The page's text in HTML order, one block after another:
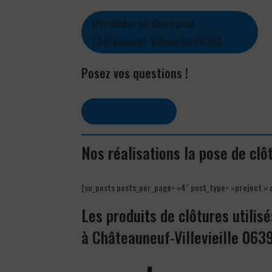
Posez vos questions !
Nos réalisations la pose de
[su_posts posts_per_page= »4″ post_type= »project »
Les produits de clôtures
à Châteauneuf-Villevieille